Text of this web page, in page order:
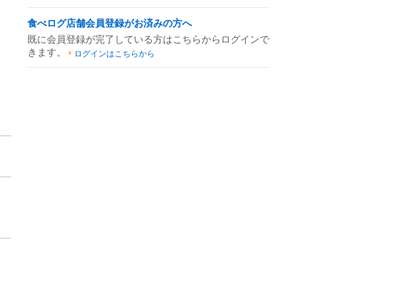
食べログ店舗会員登録がお済みの方へ
既に会員登録が完了している方はこちらからログインで
きます。
ログインはこちらから